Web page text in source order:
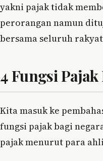
yakni pajak tidak
perorangan namun
bersama seluruh
4 Fungsi
Kita masuk ke
fungsi pajak bagi
pajak menurut para